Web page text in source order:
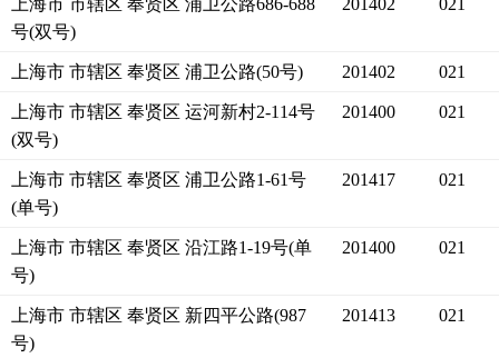
号(双号)
上海市 市辖区 奉贤区 浦卫公路(50号) 201402 021
上海市 市辖区 奉贤区 运河新村2-114号
(双号)
201400 021
上海市 市辖区 奉贤区 浦卫公路1-61号
(单号)
201417 021
上海市 市辖区 奉贤区 沿江路1-19号(单
号)
201400 021
上海市 市辖区 奉贤区 新四平公路(987
号)
201413 021